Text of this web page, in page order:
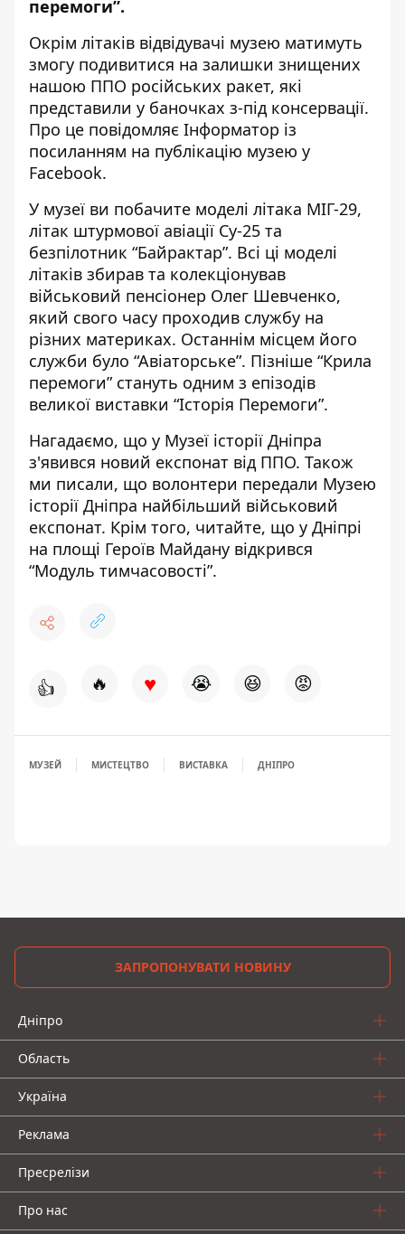
перемоги”.
Окрім літаків відвідувачі музею матимуть
змогу подивитися на залишки знищених
нашою ППО російських ракет, які
представили у баночках з-під консервації.
Про це повідомляє Інформатор із
посиланням на публікацію музею у
Facebook.
У музеї ви побачите моделі літака МІГ-29,
літак штурмової авіації Су-25 та
безпілотник “Байрактар”. Всі ці моделі
літаків збирав та колекціонував
військовий пенсіонер Олег Шевченко,
який свого часу проходив службу на
різних материках. Останнім місцем його
служби було “Авіаторське”. Пізніше “Крила
перемоги” стануть одним з епізодів
великої виставки “Історія Перемоги”.
Нагадаємо, що у Музеї історії Дніпра
з'явився новий експонат від ППО. Також
ми писали, що волонтери передали Музею
історії Дніпра найбільший військовий
експонат. Крім того, читайте, що у Дніпрі
на площі Героїв Майдану відкрився
“Модуль тимчасовості”.
👍 🔥 ♥ 😭 😆 😡
МУЗЕЙ МИСТЕЦТВО ВИСТАВКА ДНІПРО
ЗАПРОПОНУВАТИ НОВИНУ
Дніпро
Область
Україна
Реклама
Пресрелізи
Про нас